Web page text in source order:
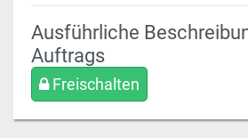
Ausführliche
Auftrags
Freischalten